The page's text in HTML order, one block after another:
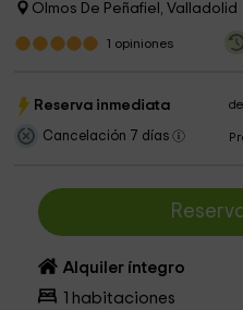
Olmos De Peñafiel, Valladolid
1 opiniones
Reserva inmediata
Cancelación 7 días
Alquiler íntegro
habitaciones